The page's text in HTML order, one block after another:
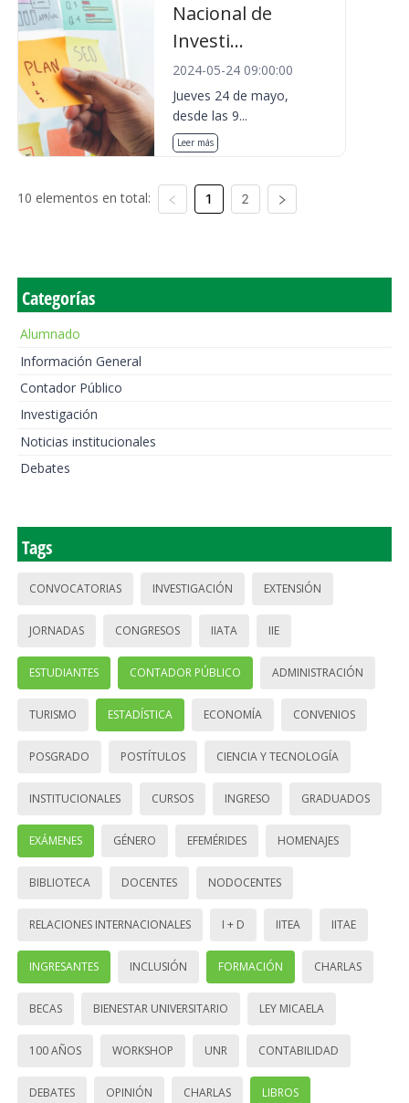
Nacional de
Investi...
2024-05-24 09:00:00
Jueves 24 de mayo,
desde las 9...
Leer más
10 elementos en total: 1 2
Categorías
Alumnado
Información General
Contador Público
Investigación
Noticias institucionales
Debates
Tags
CONVOCATORIAS INVESTIGACIÓN EXTENSIÓN
JORNADAS CONGRESOS IIATA IIE
ESTUDIANTES CONTADOR PÚBLICO ADMINISTRACIÓN
TURISMO ESTADÍSTICA ECONOMÍA CONVENIOS
POSGRADO POSTÍTULOS CIENCIA Y TECNOLOGÍA
INSTITUCIONALES CURSOS INGRESO GRADUADOS
EXÁMENES GÉNERO EFEMÉRIDES HOMENAJES
BIBLIOTECA DOCENTES NODOCENTES
RELACIONES INTERNACIONALES I + D IITEA IITAE
INGRESANTES INCLUSIÓN FORMACIÓN CHARLAS
BECAS BIENESTAR UNIVERSITARIO LEY MICAELA
100 AÑOS WORKSHOP UNR CONTABILIDAD
DEBATES OPINIÓN CHARLAS LIBROS